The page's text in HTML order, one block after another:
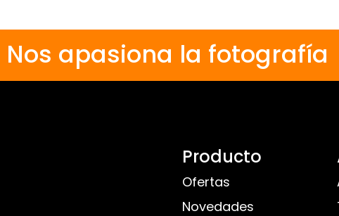
Nos apasiona la fotografía
Producto
Ofertas
Novedades